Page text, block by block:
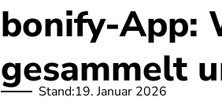
bonify-App:
gesammelt
Stand:19. Januar 2026